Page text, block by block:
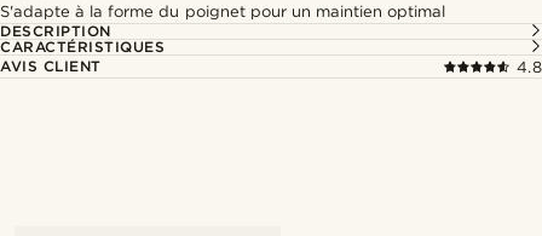
S'adapte à la forme du poignet pour un maintien optimal
DESCRIPTION
CARACTÉRISTIQUES
AVIS CLIENT
4.8